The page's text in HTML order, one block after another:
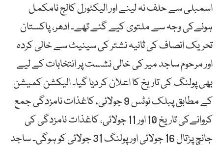
اسمبلی سے حلف نہ لینے اور الیکٹورل کالج نامکمل
ہونےکی وجہ سے ملتوی کیے گئے تھے۔ ادھر، پاکستان
تحریک انصاف کی ثانیہ نشتر کی سینیٹ سے خالی کردہ
اور مرحوم ساجد میر کی خالی نشست پر انتخابات کے لیے
بھی پولنگ کی تاریخ کا اعلان کر دیا گیا۔ الیکشن کمیشن
کے مطابق پبلک نوٹس 9 جولائی، کاغذات نامزدگی جمع
کروانےکی تاریخ 10 اور 11 جولائی، کاغذات نامزدگی کی
جانچ پڑتال 16 جولائی اور پولنگ 31 جولائی کو ہوگی۔ ساجد